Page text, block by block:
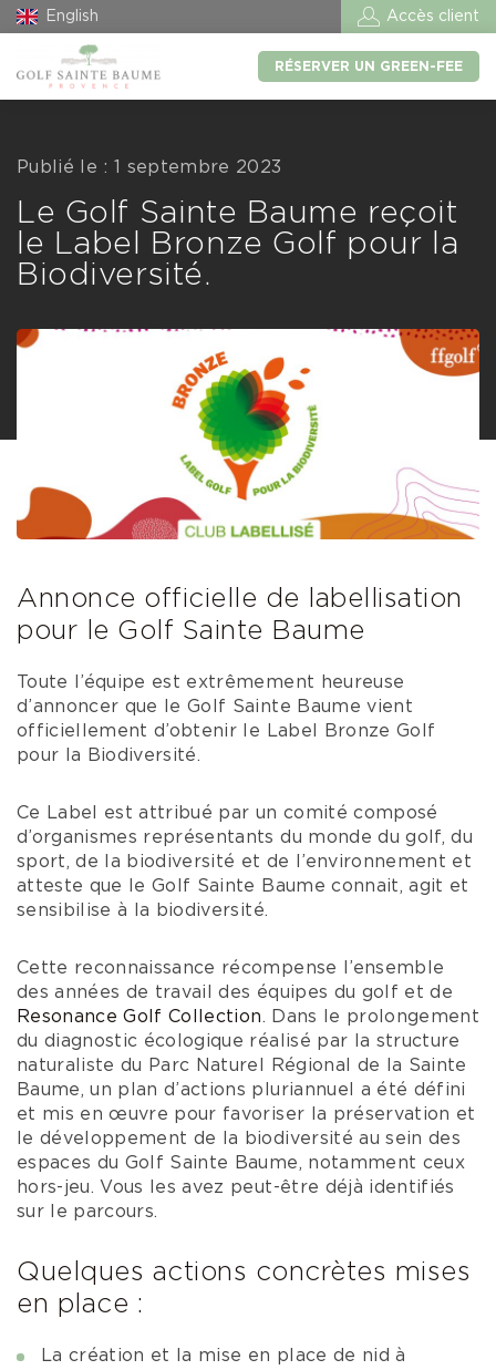
English Accès client
RÉSERVER UN GREEN-FEE
Publié le : 1 septembre 2023
Le Golf Sainte Baume reçoit
le Label Bronze Golf pour la
Biodiversité.
Annonce officielle de labellisation
pour le Golf Sainte Baume
Toute l’équipe est extrêmement heureuse
d’annoncer que le Golf Sainte Baume vient
officiellement d’obtenir le Label Bronze Golf
pour la Biodiversité.
Ce Label est attribué par un comité composé
d’organismes représentants du monde du golf, du
sport, de la biodiversité et de l’environnement et
atteste que le Golf Sainte Baume connait, agit et
sensibilise à la biodiversité.
Cette reconnaissance récompense l’ensemble
des années de travail des équipes du golf et de
Resonance Golf Collection. Dans le prolongement
du diagnostic écologique réalisé par la structure
naturaliste du Parc Naturel Régional de la Sainte
Baume, un plan d’actions pluriannuel a été défini
et mis en œuvre pour favoriser la préservation et
le développement de la biodiversité au sein des
espaces du Golf Sainte Baume, notamment ceux
hors-jeu. Vous les avez peut-être déjà identifiés
sur le parcours.
Quelques actions concrètes mises
en place :
La création et la mise en place de nid à